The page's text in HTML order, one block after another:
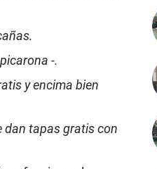
-.
y encima bien
dan tapas gratis con